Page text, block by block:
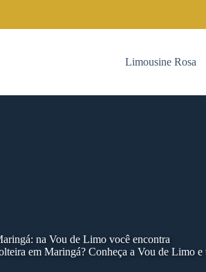
Limousine Rosa
na Vou de Limo você encontra
em Maringá? Conheça a Vou de Limo